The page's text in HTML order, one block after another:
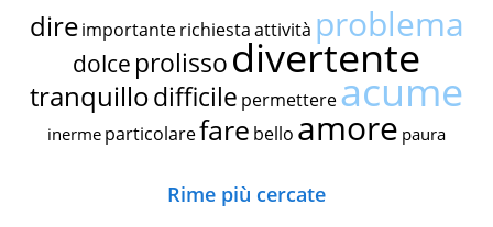
dire importante richiestaattività problema
dolce prolissodivertente
tranquillodifficile permettereacume
inerme particolarefare bello amore paura
Rime più cercate